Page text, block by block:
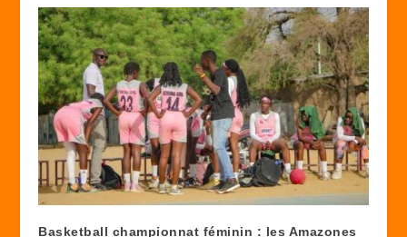
Basketball championnat féminin : les Amazones